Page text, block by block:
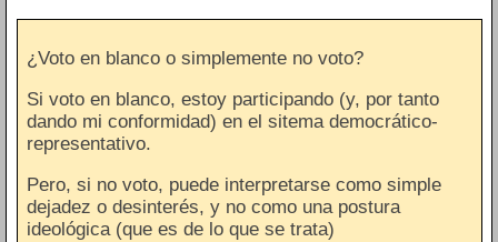
¿Voto en blanco o simplemente no voto?
Si voto en blanco, estoy participando (y, por tanto
dando mi conformidad) en el sitema democrático-
representativo.
Pero, si no voto, puede interpretarse como simple
dejadez o desinterés, y no como una postura
ideológica (que es de lo que se trata)